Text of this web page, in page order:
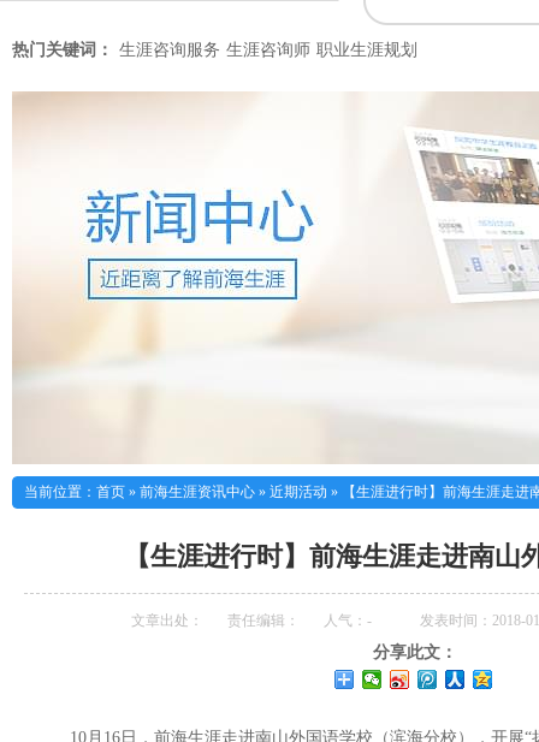
热门关键词： 生涯咨询服务 生涯咨询师 职业生涯规划
当前位置： 首页 » 前海生涯资讯中心 » 近期活动 » 【生涯进行时】前海生涯走进
【生涯进行时】前海生涯走进南山
文章出处： 责任编辑： 人气： - 发表时间：2018-
分享此文：
10月16日，前海生涯走进南山外国语学校（滨海分校），开展